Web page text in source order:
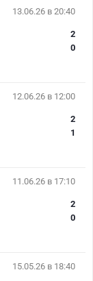
13.06.26 в 20:40
2
0
12.06.26 в 12:00
2
1
11.06.26 в 17:10
2
0
15.05.26 в 18:40